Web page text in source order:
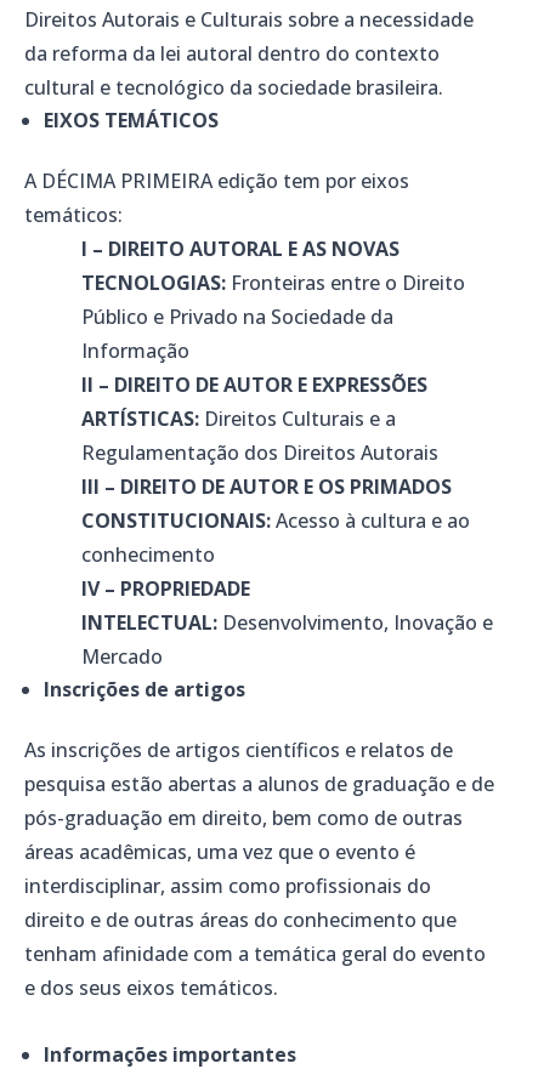
Direitos Autorais e Culturais sobre a necessidade
da reforma da lei autoral dentro do contexto
cultural e tecnológico da sociedade brasileira.
EIXOS TEMÁTICOS
A DÉCIMA PRIMEIRA edição tem por eixos
temáticos:
I – DIREITO AUTORAL E AS NOVAS
TECNOLOGIAS: Fronteiras entre o Direito
Público e Privado na Sociedade da
Informação
II – DIREITO DE AUTOR E EXPRESSÕES
ARTÍSTICAS: Direitos Culturais e a
Regulamentação dos Direitos Autorais
III – DIREITO DE AUTOR E OS PRIMADOS
CONSTITUCIONAIS:Acesso à cultura e ao
conhecimento
IV – PROPRIEDADE
INTELECTUAL: Desenvolvimento, Inovação e
Mercado
Inscrições de artigos
As inscrições de artigos científicos e relatos de
pesquisa estão abertas a alunos de graduação e de
pós-graduação em direito, bem como de outras
áreas acadêmicas, uma vez que o evento é
interdisciplinar, assim como profissionais do
direito e de outras áreas do conhecimento que
tenham afinidade com a temática geral do evento
e dos seus eixos temáticos.
Informações importantes